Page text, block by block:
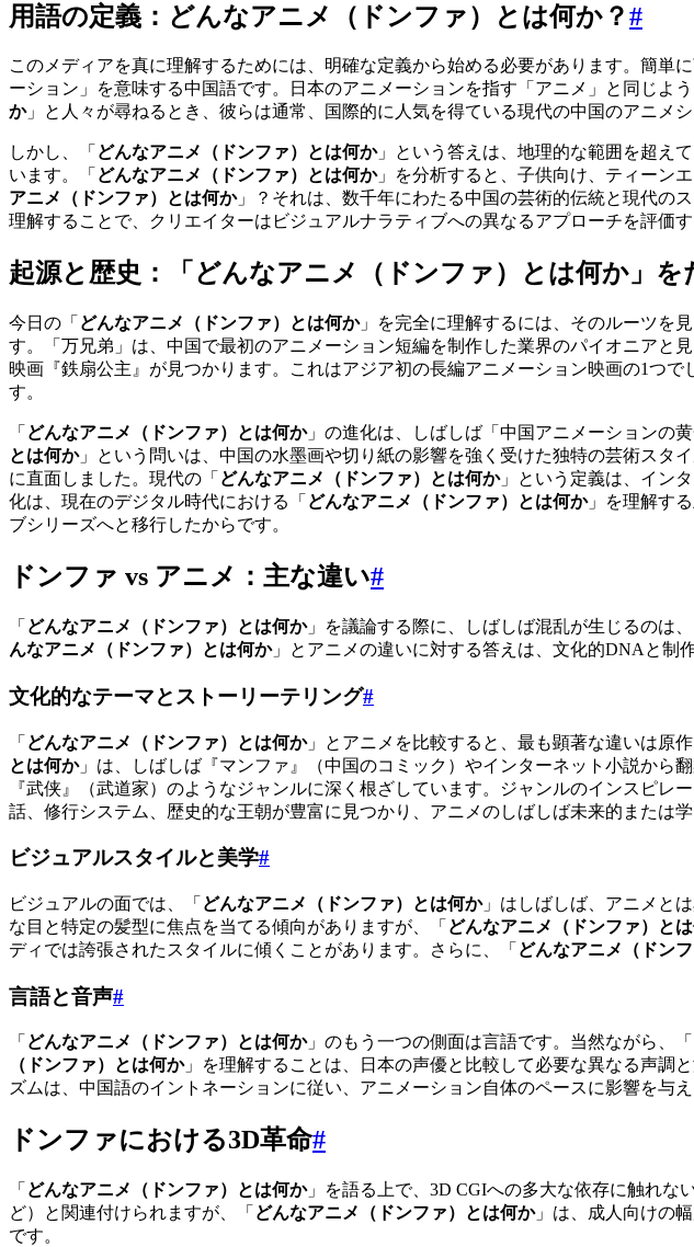
用語の定義：どんなアニメ（ドンファ）とは何か？#
このメディアを真に理解するためには、明確な定義から始める必要があります。簡単に
ーション」を意味する中国語です。日本のアニメーションを指す「アニメ」と同じよ
か」と人々が尋ねるとき、彼らは通常、国際的に人気を得ている現代の中国のアニメ
しかし、「 どんなアニメ（ドンファ）とは何か」という答えは、地理的な範囲を超え
います。「 どんなアニメ（ドンファ）とは何か」を分析すると、子供向け、ティーン
アニメ（ドンファ）とは何か」？それは、数千年にわたる中国の芸術的伝統と現代の
理解することで、クリエイターはビジュアルナラティブへの異なるアプローチを評価す
起源と歴史：「どんなアニメ（ドンファ）とは何か」を
今日の「 どんなアニメ（ドンファ）とは何か」を完全に理解するには、そのルーツを
す。「万兄弟」は、中国で最初のアニメーション短編を制作した業界のパイオニアと
映画『鉄扇公主』が見つかります。これはアジア初の長編アニメーション映画の1つで
す。
「 どんなアニメ（ドンファ）とは何か」の進化は、しばしば「中国アニメーションの
とは何か」という問いは、中国の水墨画や切り紙の影響を強く受けた独特の芸術スタ
に直面しました。現代の「 どんなアニメ（ドンファ）とは何か」という定義は、イン
化は、現在のデジタル時代における「 どんなアニメ（ドンファ）とは何か」を理解す
ブシリーズへと移行したからです。
ドンファ vs アニメ：主な違い#
「 どんなアニメ（ドンファ）とは何か」を議論する際に、しばしば混乱が生じるのは
んなアニメ（ドンファ）とは何か」とアニメの違いに対する答えは、文化的DNAと制
文化的なテーマとストーリーテリング#
「 どんなアニメ（ドンファ）とは何か」とアニメを比較すると、最も顕著な違いは原
とは何か」は、しばしば『マンファ』（中国のコミック）やインターネット小説から
『武侠』（武道家）のようなジャンルに深く根ざしています。ジャンルのインスピレ
話、修行システム、歴史的な王朝が豊富に見つかり、アニメのしばしば未来的または
ビジュアルスタイルと美学#
ビジュアルの面では、「 どんなアニメ（ドンファ）とは何か」はしばしば、アニメと
な目と特定の髪型に焦点を当てる傾向がありますが、「 どんなアニメ（ドンファ）と
ディでは誇張されたスタイルに傾くことがあります。さらに、「 どんなアニメ（ドン
言語と音声#
「 どんなアニメ（ドンファ）とは何か」のもう一つの側面は言語です。当然ながら、「
（ドンファ）とは何か」を理解することは、日本の声優と比較して必要な異なる声調
ズムは、中国語のイントネーションに従い、アニメーション自体のペースに影響を与え
ドンファにおける3D革命#
「 どんなアニメ（ドンファ）とは何か」を語る上で、3D CGIへの多大な依存に触れな
ど）と関連付けられますが、「 どんなアニメ（ドンファ）とは何か」は、成人向けの
です。